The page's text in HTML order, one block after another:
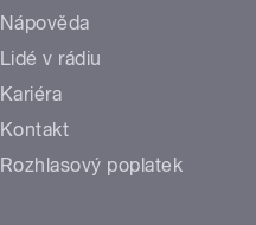
Nápověda
Lidé v rádiu
Kariéra
Kontakt
Rozhlasový poplatek